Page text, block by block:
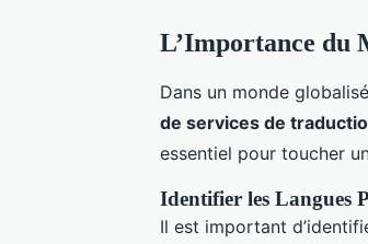
L’Importance du
Dans un monde
de services de
essentiel pour toucher
Identifier les Langues
Il est important